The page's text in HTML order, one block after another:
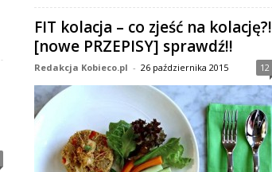
FIT kolacja – co zjeść na kolację?!
[nowe PRZEPISY] sprawdź!!
Redakcja Kobieco.pl - 26 października 2015 12